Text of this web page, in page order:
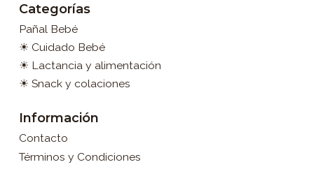
Categorías
Pañal Bebé
☀ Cuidado Bebé
☀ Lactancia y alimentación
☀ Snack y colaciones
Información
Contacto
Términos y Condiciones